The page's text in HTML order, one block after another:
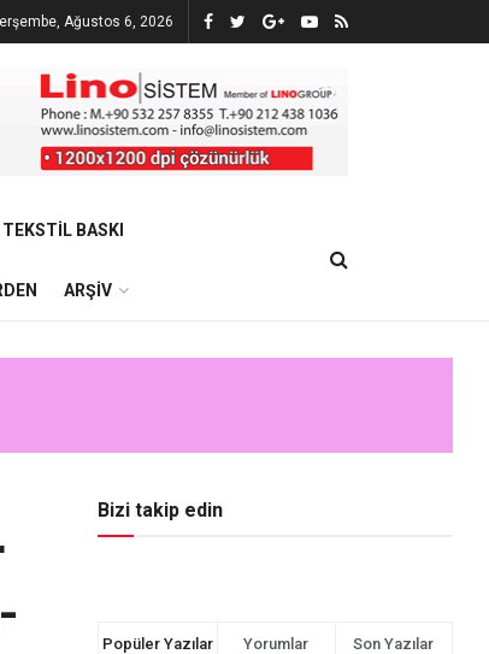
Ağustos 6, 2026
TEKSTIL BASKI
ARŞIV
Bizi takip edin
Popüler Yazılar Yorumlar Son Yazılar